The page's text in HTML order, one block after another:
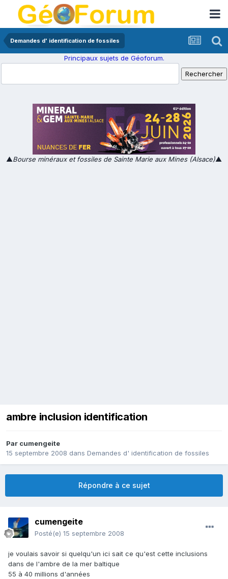
Demandes d' identification de fossiles
Principaux sujets de Géoforum.
▲Bourse minéraux et fossiles de Sainte Marie aux Mines (Alsace)▲
ambre inclusion identification
Par cumengeite
15 septembre 2008 dans Demandes d' identification de fossiles
Répondre à ce sujet
cumengeite
Posté(e) 15 septembre 2008
je voulais savoir si quelqu'un ici sait ce qu'est cette inclusions
dans de l'ambre de la mer baltique
55 à 40 millions d'années